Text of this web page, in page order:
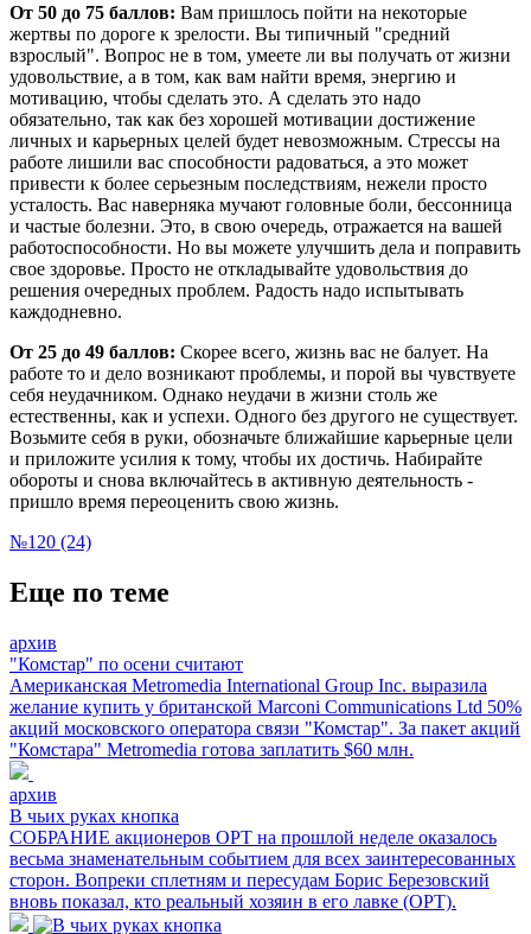
От 50 до 75 баллов: Вам пришлось пойти на некоторые
жертвы по дороге к зрелости. Вы типичный "средний
взрослый". Вопрос не в том, умеете ли вы получать от жизни
удовольствие, а в том, как вам найти время, энергию и
мотивацию, чтобы сделать это. А сделать это надо
обязательно, так как без хорошей мотивации достижение
личных и карьерных целей будет невозможным. Стрессы на
работе лишили вас способности радоваться, а это может
привести к более серьезным последствиям, нежели просто
усталость. Вас наверняка мучают головные боли, бессонница
и частые болезни. Это, в свою очередь, отражается на вашей
работоспособности. Но вы можете улучшить дела и поправить
свое здоровье. Просто не откладывайте удовольствия до
решения очередных проблем. Радость надо испытывать
каждодневно.
От 25 до 49 баллов: Скорее всего, жизнь вас не балует. На
работе то и дело возникают проблемы, и порой вы чувствуете
себя неудачником. Однако неудачи в жизни столь же
естественны, как и успехи. Одного без другого не существует.
Возьмите себя в руки, обозначьте ближайшие карьерные цели
и приложите усилия к тому, чтобы их достичь. Набирайте
обороты и снова включайтесь в активную деятельность -
пришло время переоценить свою жизнь.
№120 (24)
Еще по теме
архив
"Комстар" по осени считают
Американская Metromedia International Group Inc. выразила
желание купить у британской Marconi Communications Ltd 50%
акций московского оператора связи "Комстар". За пакет акций
"Комстара" Metromedia готова заплатить $60 млн.
архив
В чьих руках кнопка
СОБРАНИЕ акционеров ОРТ на прошлой неделе оказалось
весьма знаменательным событием для всех заинтересованных
сторон. Вопреки сплетням и пересудам Борис Березовский
вновь показал, кто реальный хозяин в его лавке (ОРТ).